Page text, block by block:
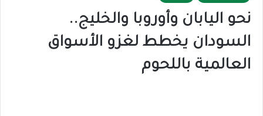
نحو اليابان وأوروبا والخليج..
السودان يخطط لغزو الأسواق
العالمية باللحوم